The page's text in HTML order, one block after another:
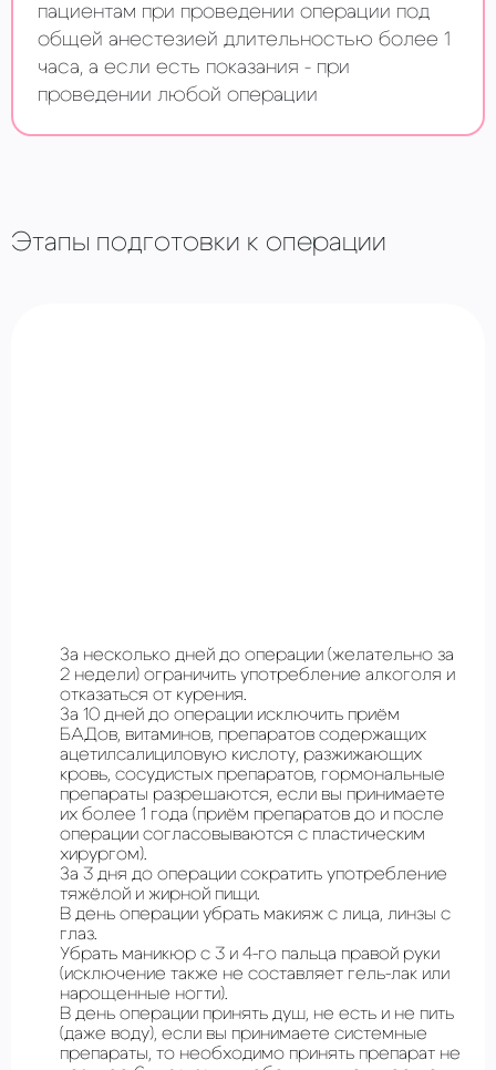
пациентам при проведении операции под
общей анестезией длительностью более 1
часа, а если есть показания - при
проведении любой операции
Этапы подготовки к операции
За несколько дней до операции (желательно за
2 недели) ограничить употребление алкоголя и
отказаться от курения.
За 10 дней до операции исключить приём
БАДов, витаминов, препаратов содержащих
ацетилсалициловую кислоту, разжижающих
кровь, сосудистых препаратов, гормональные
препараты разрешаются, если вы принимаете
их более 1 года (приём препаратов до и после
операции согласовываются с пластическим
хирургом).
За 3 дня до операции сократить употребление
тяжёлой и жирной пищи.
В день операции убрать макияж с лица, линзы с
глаз.
Убрать маникюр с 3 и 4-го пальца правой руки
(исключение также не составляет гель-лак или
нарощенные ногти).
В день операции принять душ, не есть и не пить
(даже воду), если вы принимаете системные
препараты, то необходимо принять препарат не